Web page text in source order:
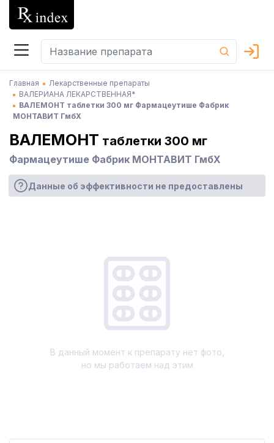
Главная
Лекарственные препараты
ВАЛЕРИАНА ЛЕКАРСТВЕННАЯ*
ВАЛЕМОНТ таблетки 300 мг Фармацеутише Фабрик
МОНТАВИТ ГмбХ
ВАЛЕМОНТ таблетки 300 мг
Фармацеутише Фабрик МОНТАВИТ ГмбХ
Данные об эффективности не предоставлены
В данный момент к препарату нет фото,
но мы работаем над этим